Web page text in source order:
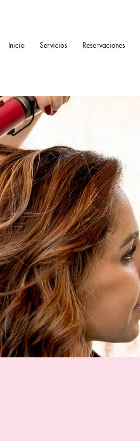
Inicio Servicios Reservaciones